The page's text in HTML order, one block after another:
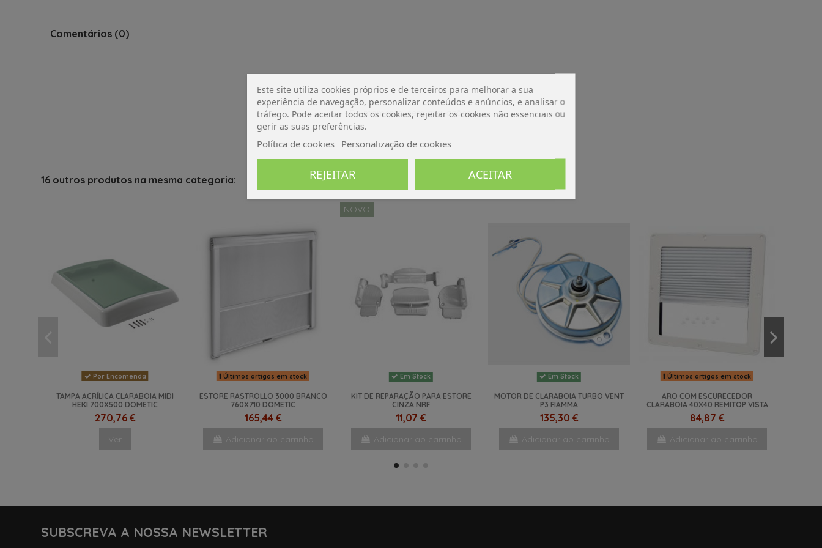
Comentários (0)
De momento, sem avaliações.
16 outros produtos na mesma categoria:
Por Encomenda
TAMPA ACRÍLICA CLARABOIA MIDI
HEKI 700X500 DOMETIC
270,76 €
Ver
Últimos artigos em stock
ESTORE RASTROLLO 3000 BRANCO
760X710 DOMETIC
165,44 €
Adicionar ao carrinho
NOVO
Em Stock
KIT DE REPARAÇÃO PARA ESTORE
CINZA NRF
11,07 €
Adicionar ao carrinho
Em Stock
MOTOR DE CLARABOIA TURBO VENT
P3 FIAMMA
135,30 €
Adicionar ao carrinho
Últimos artigos em stock
ARO COM ESCURECEDOR
CLARABOIA 40X40 REMITOP VISTA
84,87 €
Adicionar ao carrinho
SUBSCREVA A NOSSA NEWSLETTER
Este site utiliza cookies próprios e de terceiros para melhorar a sua
experiência de navegação, personalizar conteúdos e anúncios, e analisar o
tráfego. Pode aceitar todos os cookies, rejeitar os cookies não essenciais ou
gerir as suas preferências.
Política de cookies Personalização de cookies
REJEITAR ACEITAR